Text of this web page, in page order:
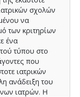
σχολών
να
των κριτηρίων
ένα
τύπου στο
που
ιατρικών
ανάδειξη του
ιατρών. Η